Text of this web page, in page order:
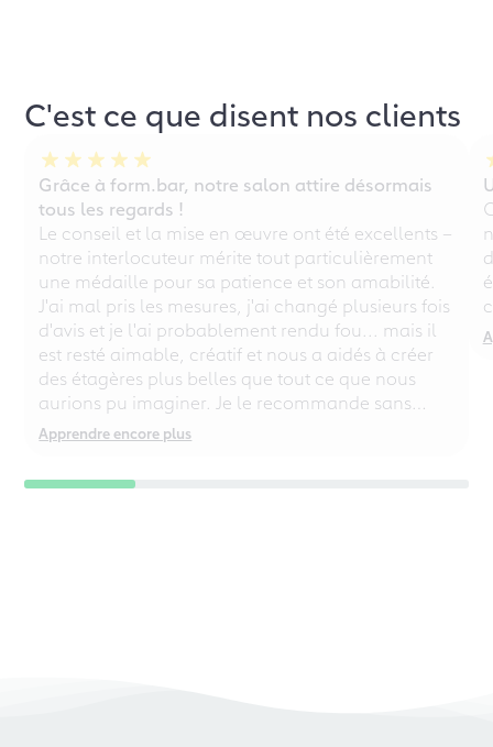
C'est ce que disent nos clients
Grâce à form.bar, notre salon attire désormais
tous les regards !
Le conseil et la mise en œuvre ont été excellents –
notre interlocuteur mérite tout particulièrement
une médaille pour sa patience et son amabilité.
J'ai mal pris les mesures, j'ai changé plusieurs fois
d'avis et je l'ai probablement rendu fou... mais il
est resté aimable, créatif et nous a aidés à créer
des étagères plus belles que tout ce que nous
aurions pu imaginer. Je le recommande sans
réserve, même aux perfectionnistes chaotiques !
Apprendre encore plus